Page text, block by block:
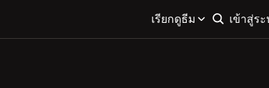
เรียกดูธีม เข้าสู่ร